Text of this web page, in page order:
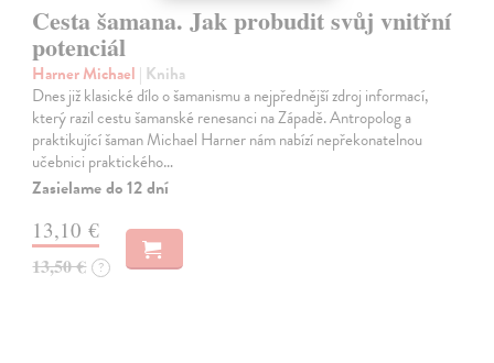
Cesta šamana. Jak probudit svůj vnitřní
potenciál
Harner Michael | Kniha
Dnes již klasické dílo o šamanismu a nejpřednější zdroj informací,
který razil cestu šamanské renesanci na Západě. Antropolog a
praktikující šaman Michael Harner nám nabízí nepřekonatelnou
učebnici praktického…
Zasielame do 12 dní
13,10 €
13,50 € ?